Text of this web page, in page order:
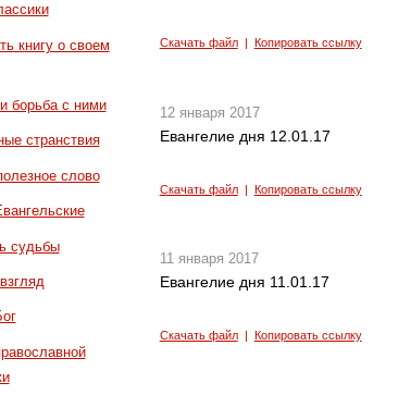
книгу о своем
борьба с ними
странствия
слово
судьбы
Скачать файл| Копировать ссылку
12 января 2017
Евангелие дня 12.01.17
Скачать файл| Копировать ссылку
11 января 2017
Евангелие дня 11.01.17
Скачать файл| Копировать ссылку